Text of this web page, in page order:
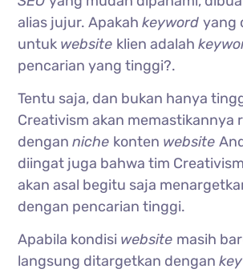
alias jujur. Apakahkeywordyang
untuk website klien adalah
pencarian yang tinggi?.
Tentu saja, dan bukan hanya
Creativism akan memastikannya
denganniche konten website
diingat juga bahwa tim
akan asal begitu saja
dengan pencarian tinggi.
Apabila kondisi website masih
langsung ditargetkan dengan